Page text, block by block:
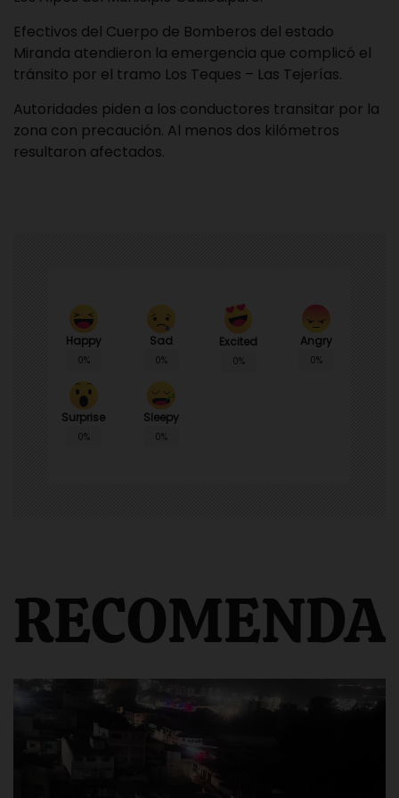
Efectivos del Cuerpo de Bomberos del estado
Miranda atendieron la emergencia que complicó el
tránsito por el tramo Los Teques – Las Tejerías.
Autoridades piden a los conductores transitar por la
zona con precaución. Al menos dos kilómetros
resultaron afectados.
Happy
0%
Sad
0%
Excited
0%
Angry
0%
Surprise
0%
Sleepy
0%